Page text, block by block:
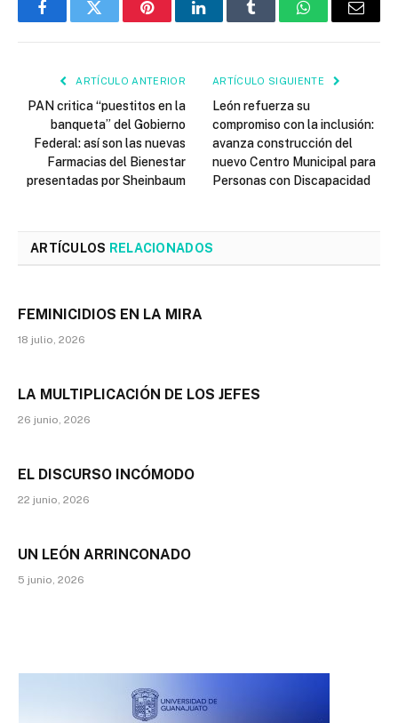
FacebookTwitter PinterestLinkedInTumblr WhatsAppEmail
ARTÍCULO ANTERIOR
PAN critica “puestitos en la
banqueta” del Gobierno
Federal: así son las nuevas
Farmacias del Bienestar
presentadas por Sheinbaum
ARTÍCULO SIGUIENTE
León refuerza su
compromiso con la inclusión:
avanza construcción del
nuevo Centro Municipal para
Personas con Discapacidad
ARTÍCULOS RELACIONADOS
FEMINICIDIOS EN LA MIRA
18 julio, 2026
LA MULTIPLICACIÓN DE LOS JEFES
26 junio, 2026
EL DISCURSO INCÓMODO
22 junio, 2026
UN LEÓN ARRINCONADO
5 junio, 2026